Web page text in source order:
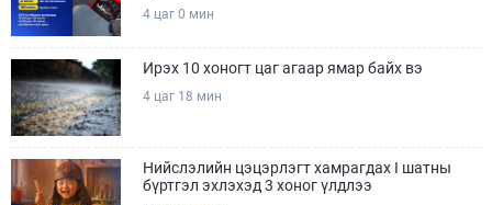
4 цаг 0 мин
Ирэх 10 хоногт цаг агаар ямар байх вэ
4 цаг 18 мин
Нийслэлийн цэцэрлэгт хамрагдах I шатны
бүртгэл эхлэхэд 3 хоног үлдлээ